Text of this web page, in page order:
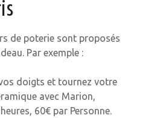
de poterie sont proposés
Par exemple :
doigts et tournez votre
avec Marion,
60€ par Personne.